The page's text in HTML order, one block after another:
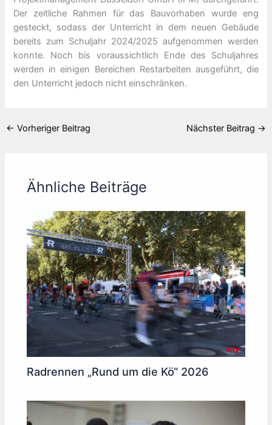
Der zeitliche Rahmen für das Bauvorhaben wurde eng
gesteckt, sodass der Unterricht in dem neuen Gebäude
bereits zum Schuljahr 2024/2025 aufgenommen werden
konnte. Noch bis voraussichtlich Ende des Schuljahres
werden in einigen Bereichen Restarbeiten ausgeführt, die
den Unterricht jedoch nicht einschränken.
← Vorheriger Beitrag Nächster Beitrag →
Ähnliche Beiträge
Radrennen „Rund um die Kö“ 2026